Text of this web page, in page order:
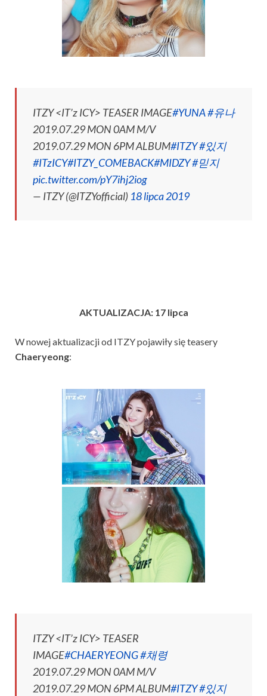
ITZY <IT’z ICY> TEASER IMAGE#YUNA#유나
2019.07.29 MON 0AM M/V
2019.07.29 MON 6PM ALBUM#ITZY#있지
#ITzICY#ITZY_COMEBACK#MIDZY#믿지
pic.twitter.com/pY7ihj2iog
— ITZY (@ITZYofficial) 18 lipca 2019
AKTUALIZACJA: 17 lipca
W nowej aktualizacji od ITZY pojawiły się teasery
Chaeryeong:
ITZY <IT’z ICY> TEASER
IMAGE#CHAERYEONG#채령
2019.07.29 MON 0AM M/V
2019.07.29 MON 6PM ALBUM#ITZY#있지